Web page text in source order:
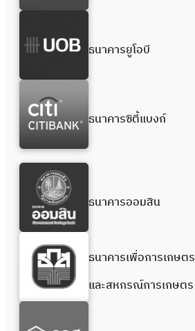
ธนาคารยูโอบี
ธนาคารซิตี้แบงก์
ธนาคารออมสิน
ธนาคารเพื่อการเกษตร
และสหกรณ์การเกษตร